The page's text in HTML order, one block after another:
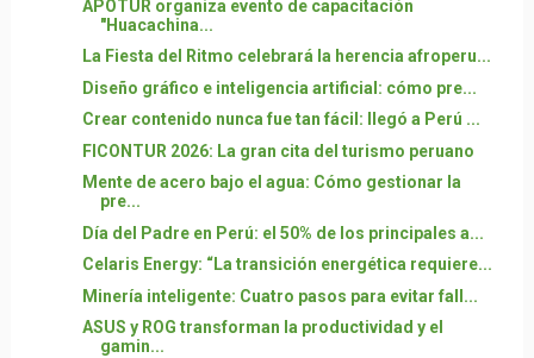
APOTUR organiza evento de capacitación
"Huacachina...
La Fiesta del Ritmo celebrará la herencia afroperu...
Diseño gráfico e inteligencia artificial: cómo pre...
Crear contenido nunca fue tan fácil: llegó a Perú ...
FICONTUR 2026: La gran cita del turismo peruano
Mente de acero bajo el agua: Cómo gestionar la
pre...
Día del Padre en Perú: el 50% de los principales a...
Celaris Energy: “La transición energética requiere...
Minería inteligente: Cuatro pasos para evitar fall...
ASUS y ROG transforman la productividad y el
gamin...